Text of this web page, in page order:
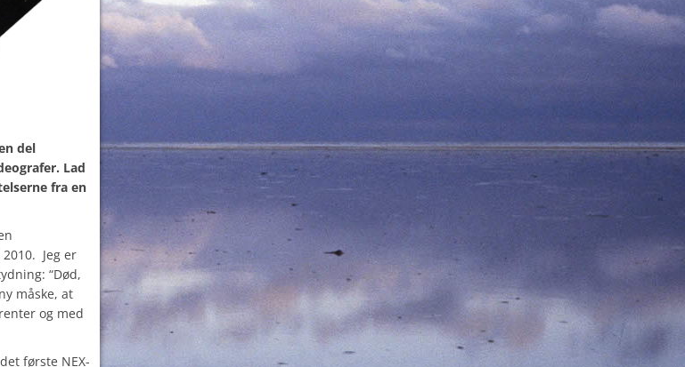
del
Lad
fra en
Jeg er
“Død,
måske, at
og med
første NEX-